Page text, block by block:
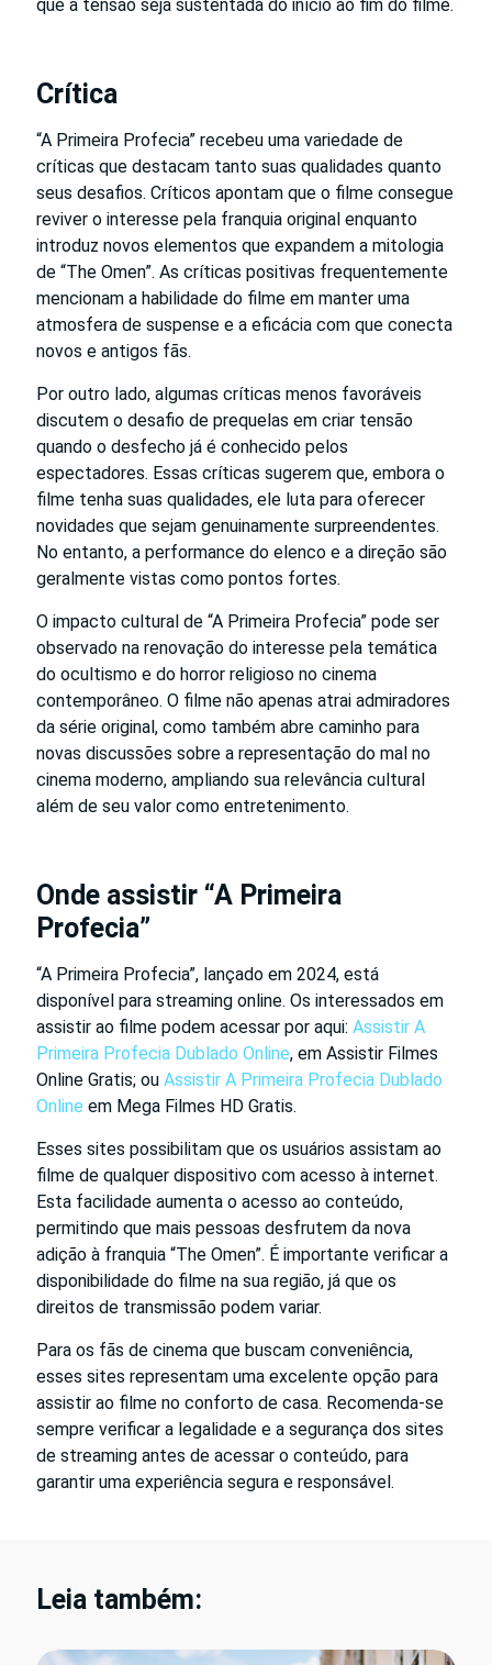
que a tensão seja sustentada do início ao fim do filme.
Crítica
“A Primeira Profecia” recebeu uma variedade de
críticas que destacam tanto suas qualidades quanto
seus desafios. Críticos apontam que o filme consegue
reviver o interesse pela franquia original enquanto
introduz novos elementos que expandem a mitologia
de “The Omen”. As críticas positivas frequentemente
mencionam a habilidade do filme em manter uma
atmosfera de suspense e a eficácia com que conecta
novos e antigos fãs.
Por outro lado, algumas críticas menos favoráveis
discutem o desafio de prequelas em criar tensão
quando o desfecho já é conhecido pelos
espectadores. Essas críticas sugerem que, embora o
filme tenha suas qualidades, ele luta para oferecer
novidades que sejam genuinamente surpreendentes.
No entanto, a performance do elenco e a direção são
geralmente vistas como pontos fortes.
O impacto cultural de “A Primeira Profecia” pode ser
observado na renovação do interesse pela temática
do ocultismo e do horror religioso no cinema
contemporâneo. O filme não apenas atrai admiradores
da série original, como também abre caminho para
novas discussões sobre a representação do mal no
cinema moderno, ampliando sua relevância cultural
além de seu valor como entretenimento.
Onde assistir “A Primeira
Profecia”
“A Primeira Profecia”, lançado em 2024, está
disponível para streaming online. Os interessados em
assistir ao filme podem acessar por aqui: Assistir A
Primeira Profecia Dublado Online, em Assistir Filmes
Online Gratis; ou Assistir A Primeira Profecia Dublado
Online em Mega Filmes HD Gratis.
Esses sites possibilitam que os usuários assistam ao
filme de qualquer dispositivo com acesso à internet.
Esta facilidade aumenta o acesso ao conteúdo,
permitindo que mais pessoas desfrutem da nova
adição à franquia “The Omen”. É importante verificar a
disponibilidade do filme na sua região, já que os
direitos de transmissão podem variar.
Para os fãs de cinema que buscam conveniência,
esses sites representam uma excelente opção para
assistir ao filme no conforto de casa. Recomenda-se
sempre verificar a legalidade e a segurança dos sites
de streaming antes de acessar o conteúdo, para
garantir uma experiência segura e responsável.
Leia também: